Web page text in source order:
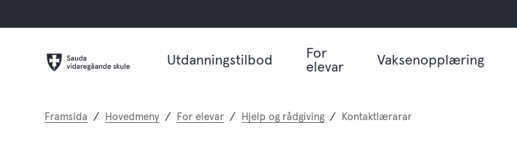
Utdanningstilbod
For
elevar
Vaksenopplæring
Du
Framsida Hovedmeny For elevar Hjelp og rådgiving Kontaktlærarar